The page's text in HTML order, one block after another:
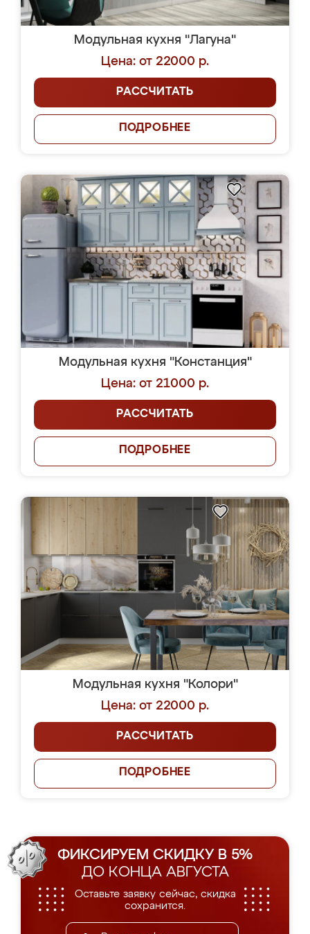
Модульная кухня "Лагуна"
Цена: от 22000 р.
РАССЧИТАТЬ
ПОДРОБНЕЕ
Модульная кухня "Констанция"
Цена: от 21000 р.
РАССЧИТАТЬ
ПОДРОБНЕЕ
Модульная кухня "Колори"
Цена: от 22000 р.
РАССЧИТАТЬ
ПОДРОБНЕЕ
ФИКСИРУЕМ СКИДКУ В 5%
ДО КОНЦА АВГУСТА
Оставьте заявку сейчас, скидка
сохранится.